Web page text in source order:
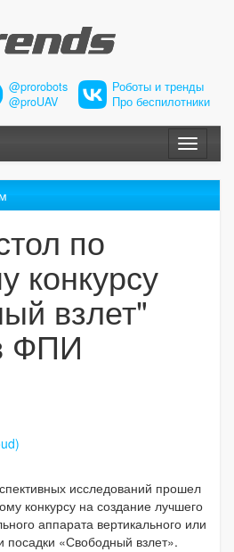
@prorobots
@proUAV
Роботы и тренды
Про беспилотники
Меню
по
конкурсу
взлет"
ФПИ
исследований прошел
конкурсу на создание лучшего
аппарата вертикального или
посадки «Свободный взлет».